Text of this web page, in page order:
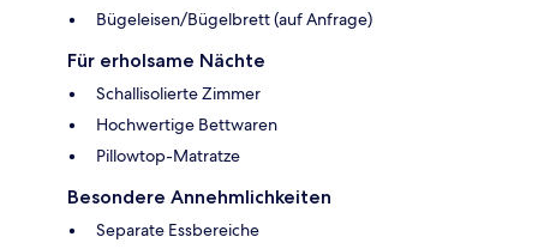
Bügeleisen/Bügelbrett (auf Anfrage)
Für erholsame Nächte
Schallisolierte Zimmer
Hochwertige Bettwaren
Pillowtop-Matratze
Besondere Annehmlichkeiten
Separate Essbereiche